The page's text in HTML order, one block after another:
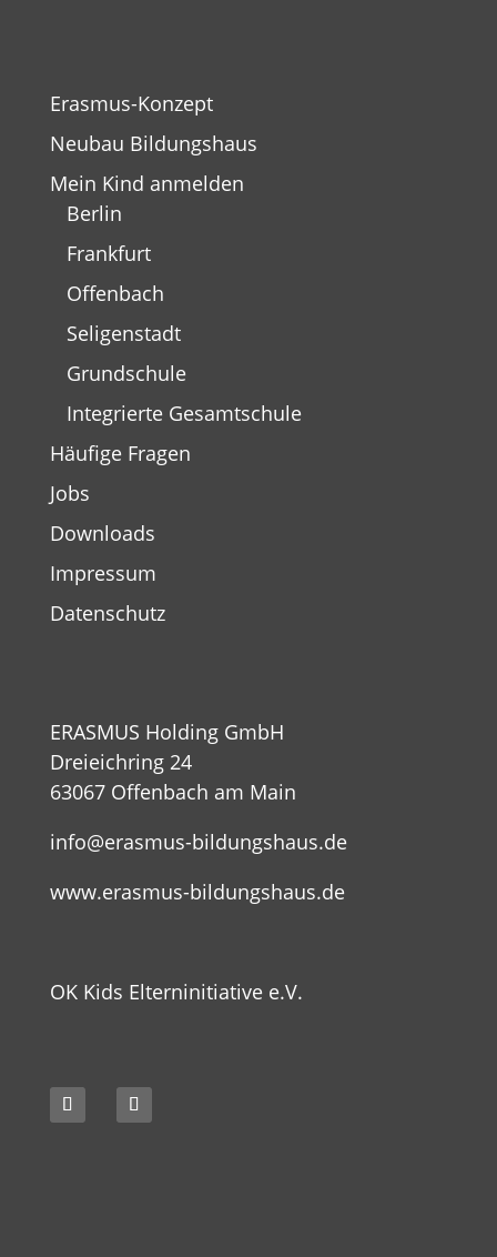
Erasmus-Konzept
Neubau Bildungshaus
Mein Kind anmelden
Berlin
Frankfurt
Offenbach
Seligenstadt
Grundschule
Integrierte Gesamtschule
Häufige Fragen
Jobs
Downloads
Impressum
Datenschutz
ERASMUS Holding GmbH
Dreieichring 24
63067 Offenbach am Main
info@erasmus-bildungshaus.de
www.erasmus-bildungshaus.de
OK Kids Elterninitiative e.V.